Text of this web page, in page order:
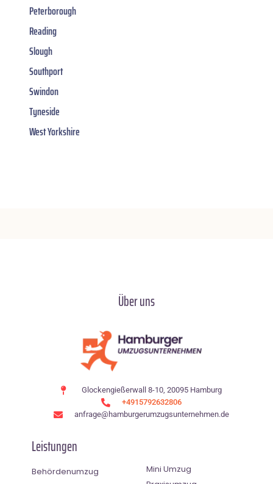
Peterborough
Reading
Slough
Southport
Swindon
Tyneside
West Yorkshire
Über uns
Glockengießerwall 8-10, 20095 Hamburg
+4915792632806
anfrage@hamburgerumzugsunternehmen.de
Leistungen
Behördenumzug
Mini Umzug